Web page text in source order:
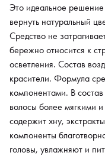
Это идеальное решение
вернуть натуральный
Средство не
бережно относится к
осветления. Состав
красители. Формула
компонентами. В
волосы более мягкими
содержит хну,
компоненты
головы, увлажняют и